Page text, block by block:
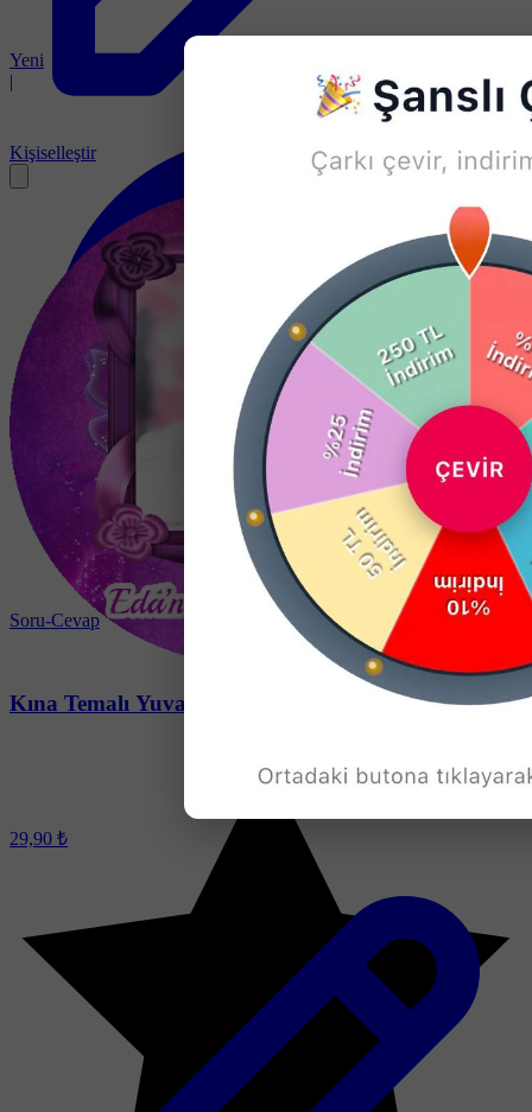
Yeni
|
Soru-Cevap
Kişiselleştir
Kına Temalı Yuvarlak Açacak Magneti
29,90 ₺